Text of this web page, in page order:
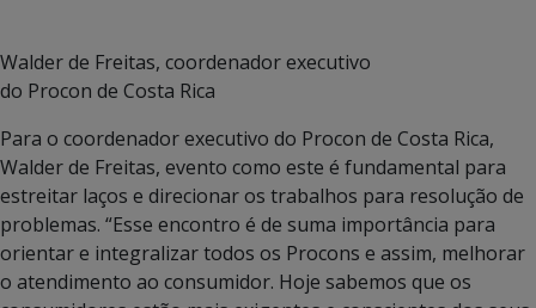
Walder de Freitas, coordenador executivo
do Procon de Costa Rica
Para o coordenador executivo do Procon de Costa Rica,
Walder de Freitas, evento como este é fundamental para
estreitar laços e direcionar os trabalhos para resolução de
problemas. “Esse encontro é de suma importância para
orientar e integralizar todos os Procons e assim, melhorar
o atendimento ao consumidor. Hoje sabemos que os